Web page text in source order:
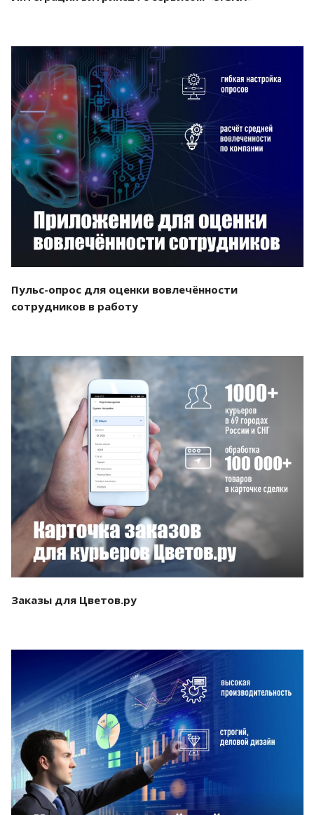
Смотреть проект
Пульс-опрос для оценки вовлечённости
сотрудников в работу
Смотреть проект
Заказы для Цветов.ру
Смотреть проект